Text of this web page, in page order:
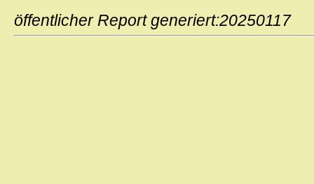
öffentlicher Report